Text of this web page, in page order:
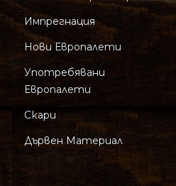
Импрегнация
Нови Европалети
Употребявани
Европалети
Скари
Дървен Материал